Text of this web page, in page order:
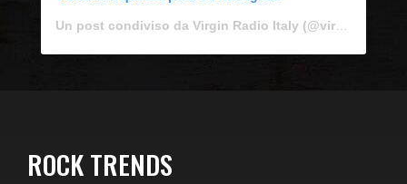
Un post condiviso da Virgin Radio Italy (@virginradioit)
ROCK TRENDS